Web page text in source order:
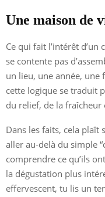
Une maison de
Ce qui fait l’intérêt d’un
se contente pas
un lieu, une année, une
cette logique se traduit
du relief, de la
Dans les faits, cela
aller au-delà du simple
comprendre ce qu’ils
la dégustation plus
effervescent, tu lis un